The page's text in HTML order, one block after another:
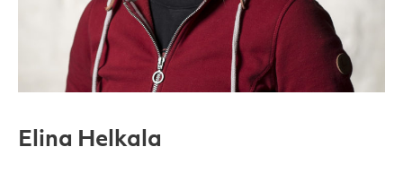
Elina Helkala